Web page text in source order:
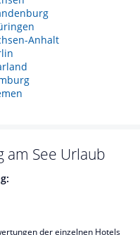
Anhalt
am See Urlaub
der einzelnen Hotels